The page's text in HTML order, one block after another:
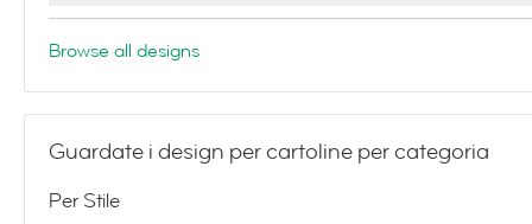
Browse all designs
Guardate i design per cartoline per categoria
Per Stile